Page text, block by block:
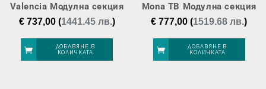
Valencia Модулна секция
€737,00(1441.45 лв.)
ДОБАВЯНЕ В
КОЛИЧКАТА
Mona ТВ Модулна секция
€ 777,00 (1519.68 лв.)
ДОБАВЯНЕ В
КОЛИЧКАТА